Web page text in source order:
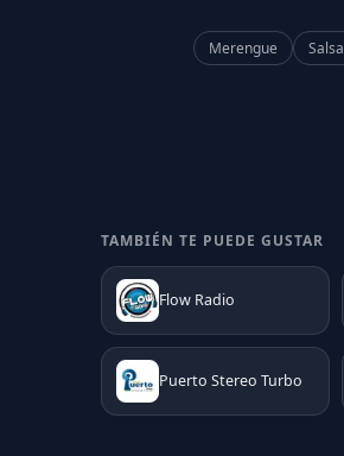
Merengue Salsa
TAMBIÉN TE PUEDE GUSTAR
Flow Radio
Puerto Stereo Turbo